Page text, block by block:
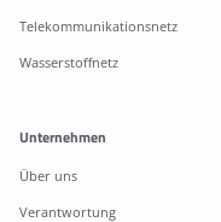
Telekommunikationsnetz
Wasserstoffnetz
Unternehmen
Über uns
Verantwortung